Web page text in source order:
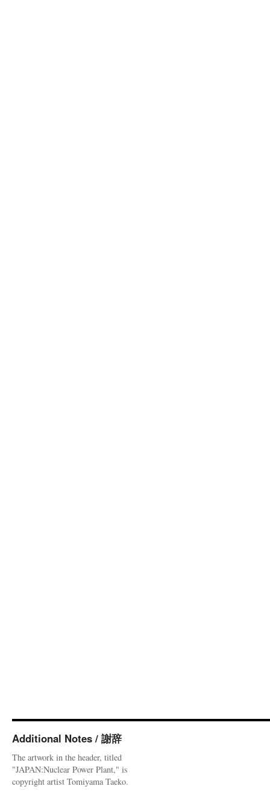
Additional Notes / 謝辞
The artwork in the header, titled
"JAPAN:Nuclear Power Plant," is
copyright artist Tomiyama Taeko.